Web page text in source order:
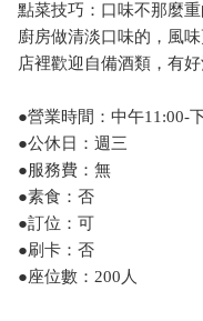
點菜技巧：口味不那麼
廚房做清淡口味的，風味
店裡歡迎自備酒類，有
●營業時間：中午11:00-
●公休日：週三
●服務費：無
●素食：否
●訂位：可
●刷卡：否
●座位數：200人